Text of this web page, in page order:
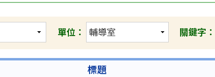
單位： 關鍵字：
標題